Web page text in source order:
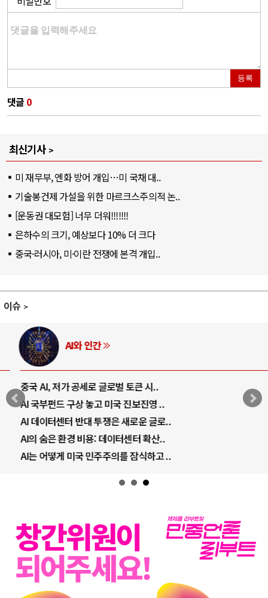
등록
댓글 0
최신기사
미 재무부, 엔화 방어 개입…미 국채 대..
기술봉건제 가설을 위한 마르크스주의적 논..
[운동권 대모험] 너무 더워!!!!!!!
은하수의 크기, 예상보다 10% 더 크다
중국·러시아, 미·이란 전쟁에 본격 개입..
이슈
AI와 인간
중국 AI, 저가 공세로 글로벌 토큰 시..
AI 국부펀드 구상 놓고 미국 진보진영 ..
AI 데이터센터 반대 투쟁은 새로운 글로..
AI의 숨은 환경 비용: 데이터센터 확산..
AI는 어떻게 미국 민주주의를 잠식하고 ..